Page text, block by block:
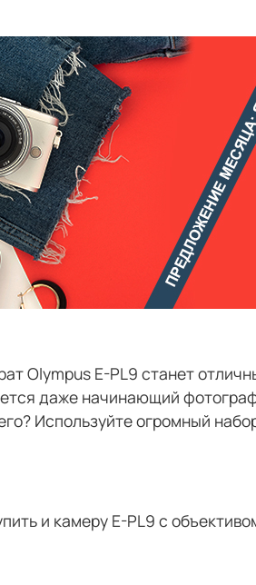
Olympus E-PL9 станет
даже начинающий
Используйте огромный
и камеру E-PL9 с